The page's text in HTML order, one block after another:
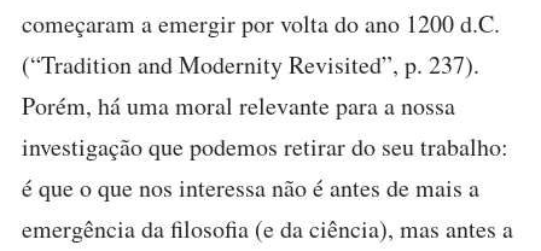
começaram a emergir por volta do ano 1200 d.C.
(“Tradition and Modernity Revisited”, p. 237).
Porém, há uma moral relevante para a nossa
investigação que podemos retirar do seu trabalho:
é que o que nos interessa não é antes de mais a
emergência da filosofia (e da ciência), mas antes a